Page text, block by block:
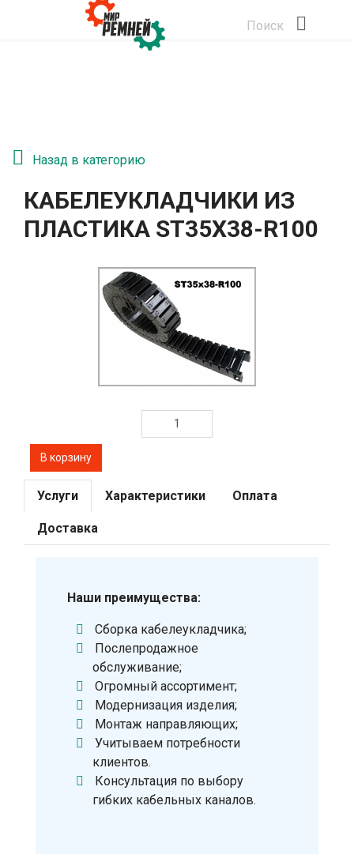
Поиск
Назад в категорию
КАБЕЛЕУКЛАДЧИКИ ИЗ
ПЛАСТИКА ST35Х38-R100
Услуги Характеристики Оплата
Доставка
Наши преимущества:
Сборка кабелеукладчика;
Послепродажное
обслуживание;
Огромный ассортимент;
Модернизация изделия;
Монтаж направляющих;
Учитываем потребности
клиентов.
Консультация по выбору
гибких кабельных каналов.